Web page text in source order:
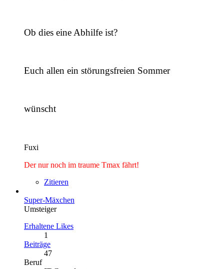
Ob dies eine Abhilfe ist?
Euch allen ein störungsfreien Sommer
wünscht
Fuxi
Der nur noch im traume Tmax fährt!
Zitieren
Super-Mäxchen
Umsteiger
Erhaltene Likes
1
Beiträge
47
Beruf